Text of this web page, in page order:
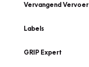
Vervangend Vervoer
Labels
GRIP Expert